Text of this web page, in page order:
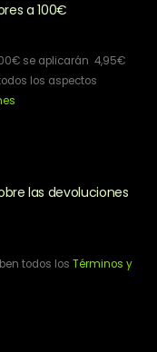
a 100€
se aplicarán 4,95€
los aspectos
las devoluciones
todos los Términos y